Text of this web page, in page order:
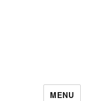
MENU